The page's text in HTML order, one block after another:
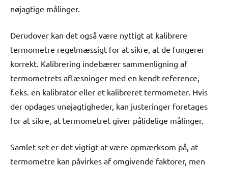
nøjagtige målinger.
Derudover kan det også være nyttigt at kalibrere
termometre regelmæssigt for at sikre, at de fungerer
korrekt. Kalibrering indebærer sammenligning af
termometrets aflæsninger med en kendt reference,
f.eks. en kalibrator eller et kalibreret termometer. Hvis
der opdages unøjagtigheder, kan justeringer foretages
for at sikre, at termometret giver pålidelige målinger.
Samlet set er det vigtigt at være opmærksom på, at
termometre kan påvirkes af omgivende faktorer, men